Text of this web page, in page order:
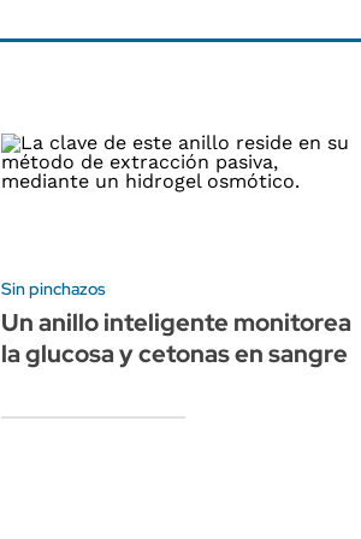
Sin pinchazos
Un anillo inteligente monitorea
la glucosa y cetonas en sangre